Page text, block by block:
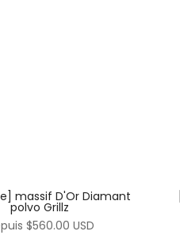
massif D'Or Diamant
polvo Grillz
$560.00 USD